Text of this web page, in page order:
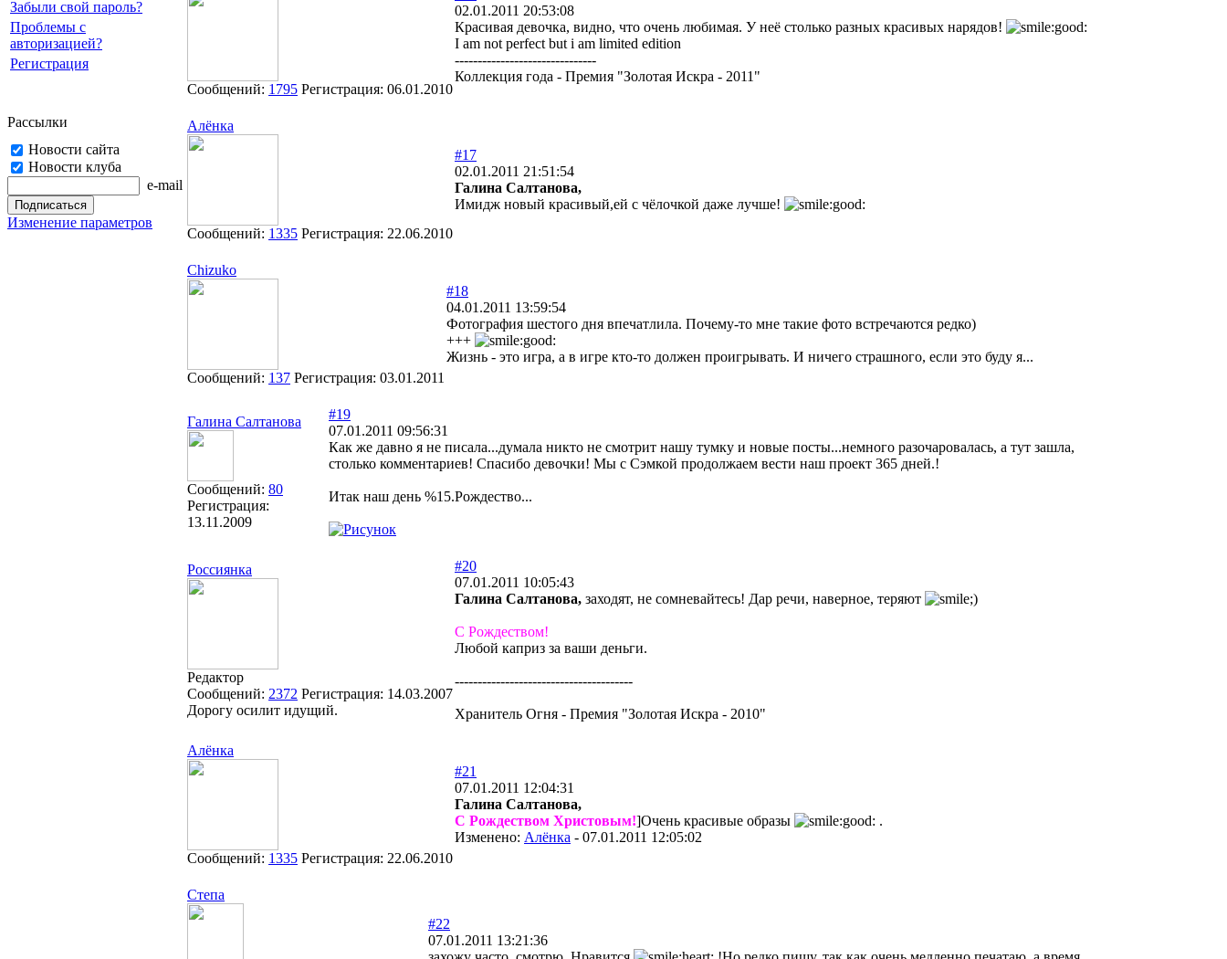
Забыли свой пароль?
Проблемы с
авторизацией?
Регистрация
Рассылки
Новости сайта
Новости клуба
e-mail
Изменение параметров
Сообщений: 1795 Регистрация: 06.01.2010
02.01.2011 20:53:08
Красивая девочка, видно, что очень любимая. У неё столько разных красивых нарядов!
I am not perfect but i am limited edition
-------------------------------
Коллекция года - Премия "Золотая Искра - 2011"
Алёнка
Сообщений: 1335 Регистрация: 22.06.2010
#17
02.01.2011 21:51:54
Галина Салтанова,
Имидж новый красивый,ей с чёлочкой даже лучше!
Chizuko
Сообщений: 137 Регистрация: 03.01.2011
#18
04.01.2011 13:59:54
Фотография шестого дня впечатлила. Почему-то мне такие фото встречаются редко)
+++
Жизнь - это игра, а в игре кто-то должен проигрывать. И ничего страшного, если это буду я...
Галина Салтанова
Сообщений: 80
Регистрация:
13.11.2009
#19
07.01.2011 09:56:31
Как же давно я не писала...думала никто не смотрит нашу тумку и новые посты...немного разочаровалась, а тут зашла,
столько комментариев! Спасибо девочки! Мы с Сэмкой продолжаем вести наш проект 365 дней.!
Итак наш день %15.Рождество...
Россиянка
Редактор
Сообщений: 2372 Регистрация: 14.03.2007
Дорогу осилит идущий.
#20
07.01.2011 10:05:43
Галина Салтанова, заходят, не сомневайтесь! Дар речи, наверное, теряют
С Рождеством!
Любой каприз за ваши деньги.
---------------------------------------
Хранитель Огня - Премия "Золотая Искра - 2010"
Алёнка
Сообщений: 1335 Регистрация: 22.06.2010
#21
07.01.2011 12:04:31
Галина Салтанова,
С Рождеством Христовым!]Очень красивые образы
.
Изменено: Алёнка - 07.01.2011 12:05:02
Степа
#22
07.01.2011 13:21:36